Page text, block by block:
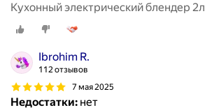
Кухонный электрический блендер 2л
Ibrohim R.
112 отзывов
7 мая 2025
Недостатки: нет